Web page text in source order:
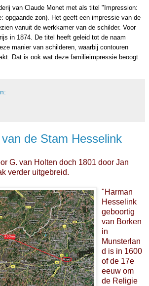
van Claude Monet met als titel "Impression:
opgaande zon). Het geeft een impressie van de
vanuit de werkkamer van de schilder. Voor
in 1874. De titel heeft geleid tot de naam
manier van schilderen, waarbij contouren
Dat is ook wat deze familieimpressie beoogt.
de Stam Hesselink
G. van Holten doch 1801 door Jan
verder uitgebreid.
"Harman
Hesselink
geboortig
van Borken
in
Munsterlan
d is in 1600
of de 17e
eeuw om
de Religie